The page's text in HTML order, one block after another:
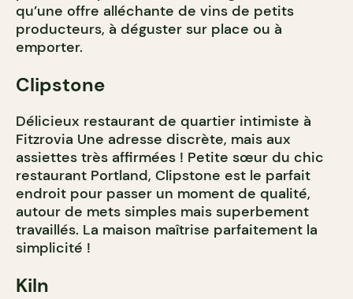
qu’une offre alléchante de vins de petits
producteurs, à déguster sur place ou à
emporter.
Clipstone
Délicieux restaurant de quartier intimiste à
Fitzrovia Une adresse discrète, mais aux
assiettes très affirmées ! Petite sœur du chic
restaurant Portland, Clipstone est le parfait
endroit pour passer un moment de qualité,
autour de mets simples mais superbement
travaillés. La maison maîtrise parfaitement la
simplicité !
Kiln